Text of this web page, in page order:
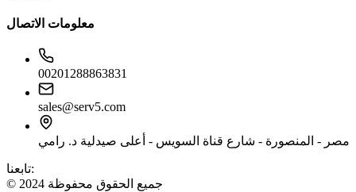
معلومات الاتصال
00201288863831
sales@serv5.com
مصر - المنصورة - شارع قناة السويس - أعلى صيدلية د. رامي
تابعنا:
© 2024 جميع الحقوق محفوظة